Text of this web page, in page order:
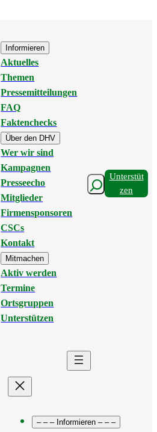
Informieren
Aktuelles
Themen
Pressemitteilungen
FAQ
Faktenchecks
Über den DHV
Wer wir sind
Kampagnen
Presseecho
Mitglieder
Firmensponsoren
CSCs
Kontakt
Mitmachen
Aktiv werden
Termine
Ortsgruppen
Unterstützen
SuchenUnterstüt
Zen
– – – Informieren – – –